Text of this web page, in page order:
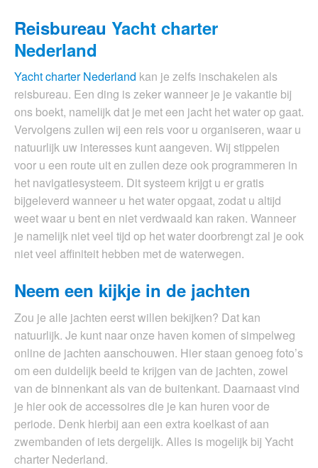
Reisbureau Yacht charter
Nederland
Yacht charter Nederland kan je zelfs inschakelen als
reisbureau. Een ding is zeker wanneer je je vakantie bij
ons boekt, namelijk dat je met een jacht het water op gaat.
Vervolgens zullen wij een reis voor u organiseren, waar u
natuurlijk uw interesses kunt aangeven. Wij stippelen
voor u een route uit en zullen deze ook programmeren in
het navigatiesysteem. Dit systeem krijgt u er gratis
bijgeleverd wanneer u het water opgaat, zodat u altijd
weet waar u bent en niet verdwaald kan raken. Wanneer
je namelijk niet veel tijd op het water doorbrengt zal je ook
niet veel affiniteit hebben met de waterwegen.
Neem een kijkje in de jachten
Zou je alle jachten eerst willen bekijken? Dat kan
natuurlijk. Je kunt naar onze haven komen of simpelweg
online de jachten aanschouwen. Hier staan genoeg foto’s
om een duidelijk beeld te krijgen van de jachten, zowel
van de binnenkant als van de buitenkant. Daarnaast vind
je hier ook de accessoires die je kan huren voor de
periode. Denk hierbij aan een extra koelkast of aan
zwembanden of iets dergelijk. Alles is mogelijk bij Yacht
charter Nederland.